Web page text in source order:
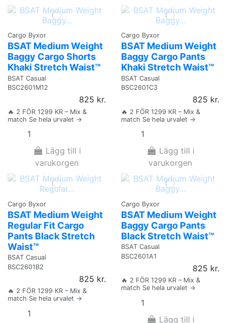
Cargo Byxor
BSAT Medium Weight
Baggy Cargo Shorts
Khaki Stretch Waist™
BSAT Casual
BSC2601M12
825 kr.
🔥 2 FÖR 1299 KR – Mix &
match Se hela urvalet →
Lägg till i
varukorgen
Cargo Byxor
BSAT Medium Weight
Baggy Cargo Pants
Khaki Stretch Waist™
BSAT Casual
BSC2601C3
825 kr.
🔥 2 FÖR 1299 KR – Mix &
match Se hela urvalet →
Lägg till i
varukorgen
Cargo Byxor
BSAT Medium Weight
Regular Fit Cargo
Pants Black Stretch
Waist™
BSAT Casual
BSC2601B2
825 kr.
🔥 2 FÖR 1299 KR – Mix &
match Se hela urvalet →
Cargo Byxor
BSAT Medium Weight
Baggy Cargo Pants
Black Stretch Waist™
BSAT Casual
BSC2601A1
825 kr.
🔥 2 FÖR 1299 KR – Mix &
match Se hela urvalet →
Lägg till i